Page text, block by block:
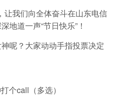
让我们向全体奋斗在山东电信
地道一声“节日快乐”！
呢？大家动动手指投票决定
个call（多选）